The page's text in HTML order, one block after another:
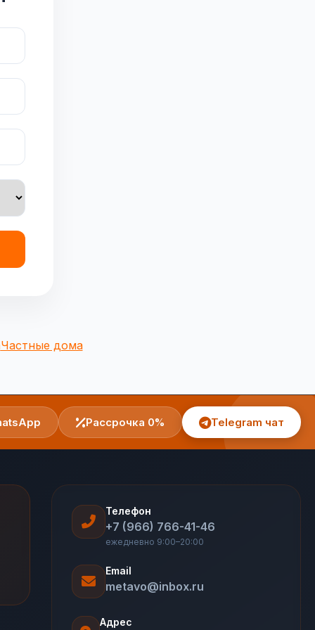
Частные дома
Рассрочка 0% Telegram чат
Телефон
+7 (966) 766-41-46
ежедневно 9:00–20:00
Email
metavo@inbox.ru
Адрес